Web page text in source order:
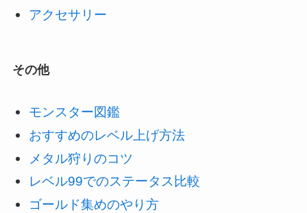
アクセサリー
その他
モンスター図鑑
おすすめのレベル上げ方法
メタル狩りのコツ
レベル99でのステータス比較
ゴールド集めのやり方